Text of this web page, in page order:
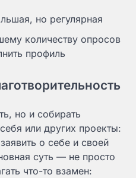
но регулярная
количеству опросов
профиль
но и собирать
или других проекты:
о себе и своей
суть — не просто
что-то взамен: